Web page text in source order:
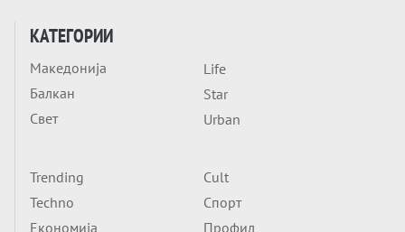
трикови што го соборија ЕНРОН ги
применуваат гигантите за ВИ
Вечер тема
ОД ШАХЕД ДО СВЕТСКА ВОЈНА?
КАТЕГОРИИ
Македонија
Балкан
Свет
Life
Star
Urban
Trending
Techno
Економија
Cult
Спорт
Профил